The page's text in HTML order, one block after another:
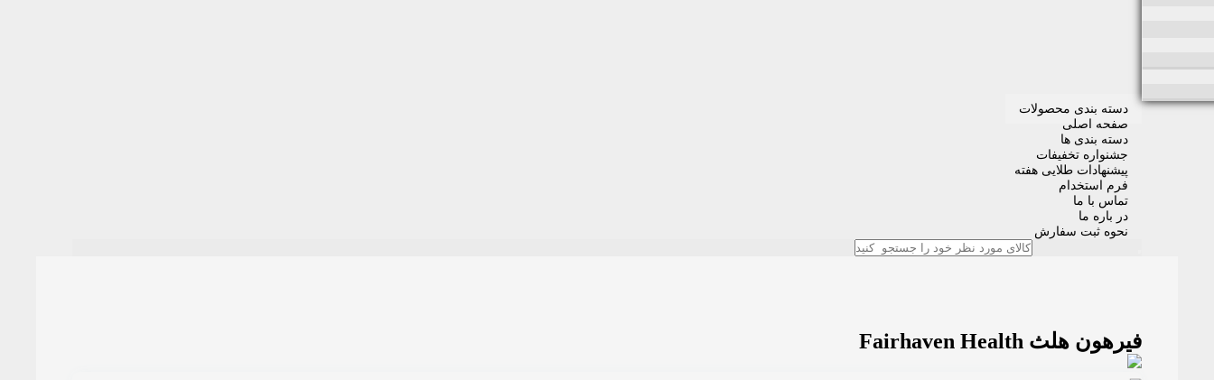
دسته بندی محصولات
صفحه اصلی
دسته بندی ها
جشنواره تخفیفات
پیشنهادات طلایی هفته
فرم استخدام
تماس با ما
در باره ما
نحوه ثبت سفارش
فیرهون هلث Fairhaven Health